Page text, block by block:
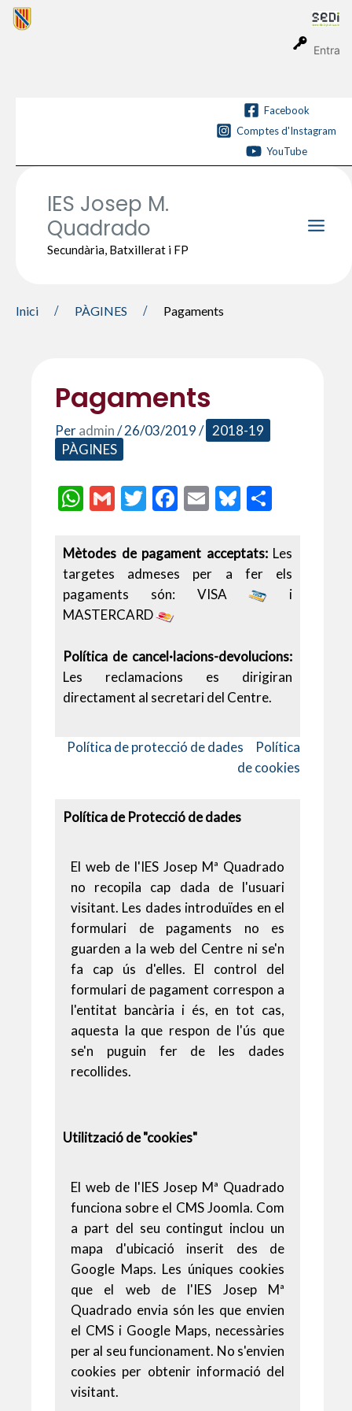
Entra
Vés
Facebook
Comptes d'Instagram
YouTube
IES Josep M.
Quadrado
Secundària, Batxillerat i FP
Inici PÀGINES Pagaments
Pagaments
Peradmin/26/03/2019/ 2018-19
PÀGINES
W
at
s
A
p
p
G
ai
T
itt
er
F
e
b
k
E
ai
l
Bl
es
ky
m
p
ar
ix
Mètodes de pagament acceptats: Les
targetes admeses per a fer els
pagaments són: VISA
i
MASTERCARD
Política de cancel·lacions-devolucions:
Les reclamacions es dirigiran
directament al secretari del Centre.
Política de protecció de dades
Política
de cookies
Política de Protecció de dades
El web de l'IES Josep Mª Quadrado
no recopila cap dada de l'usuari
visitant. Les dades introduïdes en el
formulari de pagaments no es
guarden a la web del Centre ni se'n
fa cap ús d'elles. El control del
formulari de pagament correspon a
l'entitat bancària i és, en tot cas,
aquesta la que respon de l'ús que
se'n puguin fer de les dades
recollides.
Utilització de "cookies"
El web de l'IES Josep Mª Quadrado
funciona sobre el CMS Joomla. Com
a part del seu contingut inclou un
mapa d'ubicació inserit des de
Google Maps. Les úniques cookies
que el web de l'IES Josep Mª
Quadrado envia són les que envien
el CMS i Google Maps, necessàries
per al seu funcionament. No s'envien
cookies per obtenir informació del
visitant.